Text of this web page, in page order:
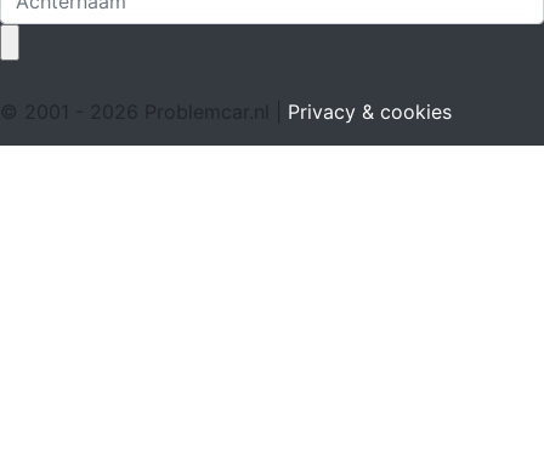
© 2001 - 2026 Problemcar.nl | Privacy & cookies